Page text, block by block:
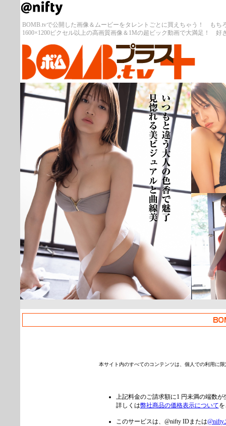
BOMB.tvで公開した画像＆ムービーをタレントごとに買えちゃう！ もち
1600×1200ピクセル以上の高画質画像＆1Mの超ビック動画で大満足！ 好
本サイト内のすべてのコンテンツは、個人での利用に
上記料金のご請求額に1 円未満の端数
詳しくは弊社商品の価格表示について
このサービスは、@nifty IDまたは@nifty